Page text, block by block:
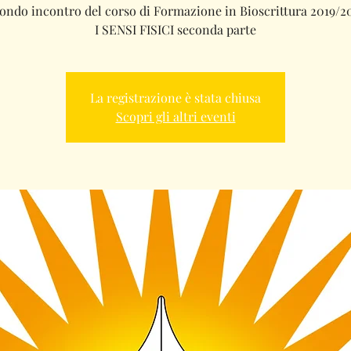
incontro del corso di Formazione in Bioscrittura 2019/
I SENSI FISICI seconda parte
La registrazione è stata chiusa
Scopri gli altri eventi